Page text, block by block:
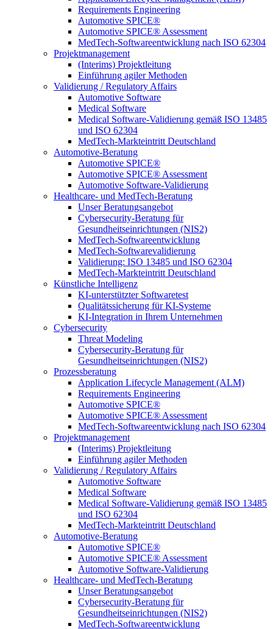
Requirements Engineering
Automotive SPICE®
Automotive SPICE® Assessment
MedTech-Softwareentwicklung nach ISO 62304
Projektmanagement
(Interims) Projektleitung
Einführung agiler Methoden
Validierung / Regulatory Affairs
Automotive Software
Medical Software
Medical Software-Validierung gemäß ISO 13485
und ISO 62304
MedTech-Markteintritt Deutschland
Automotive-Beratung
Automotive SPICE®
Automotive SPICE® Assessment
Automotive Software-Validierung
Healthcare- und MedTech-Beratung
Unser Beratungsangebot
Cybersecurity-Beratung für
Gesundheitseinrichtungen (NIS2)
MedTech-Softwareentwicklung
MedTech-Softwarevalidierung
Validierung: ISO 13485 und ISO 62304
MedTech-Markteintritt Deutschland
Künstliche Intelligenz
KI-unterstützter Softwaretest
Qualitätssicherung für KI-Systeme
KI-Integration in Ihrem Unternehmen
Cybersecurity
Threat Modeling
Cybersecurity-Beratung für
Gesundheitseinrichtungen (NIS2)
Prozessberatung
Application Lifecycle Management (ALM)
Requirements Engineering
Automotive SPICE®
Automotive SPICE® Assessment
MedTech-Softwareentwicklung nach ISO 62304
Projektmanagement
(Interims) Projektleitung
Einführung agiler Methoden
Validierung / Regulatory Affairs
Automotive Software
Medical Software
Medical Software-Validierung gemäß ISO 13485
und ISO 62304
MedTech-Markteintritt Deutschland
Automotive-Beratung
Automotive SPICE®
Automotive SPICE® Assessment
Automotive Software-Validierung
Healthcare- und MedTech-Beratung
Unser Beratungsangebot
Cybersecurity-Beratung für
Gesundheitseinrichtungen (NIS2)
MedTech-Softwareentwicklung